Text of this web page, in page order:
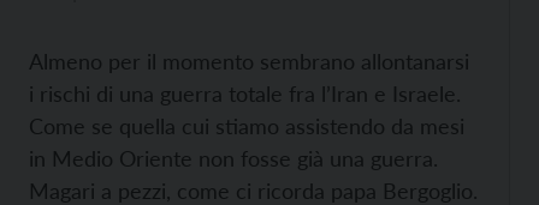
Almeno per il momento sembrano allontanarsi
i rischi di una guerra totale fra l’Iran e Israele.
Come se quella cui stiamo assistendo da mesi
in Medio Oriente non fosse già una guerra.
Magari a pezzi, come ci ricorda papa Bergoglio.